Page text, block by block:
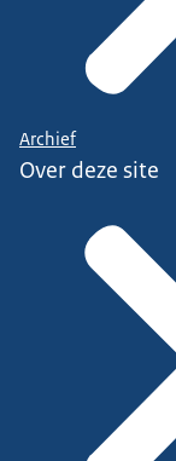
Archief
Over deze site